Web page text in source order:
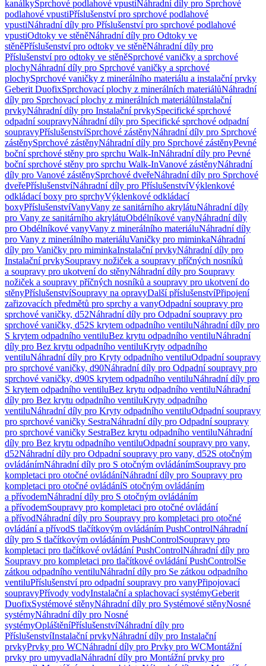
kanálkySprchové podlahové vpustiNáhradní díly pro Sprchové
podlahové vpustiPříslušenství pro sprchové podlahové
vpustiNáhradní díly pro Příslušenství pro sprchové podlahové
vpustiOdtoky ve stěněNáhradní díly pro Odtoky ve
stěněPříslušenství pro odtoky ve stěněNáhradní díly pro
Příslušenství pro odtoky ve stěněSprchové vaničky a sprchové
plochyNáhradní díly pro Sprchové vaničky a sprchové
plochySprchové vaničky z minerálního materiálu a instalační prvky
Geberit DuofixSprchovací plochy z minerálních materiálůNáhradní
díly pro Sprchovací plochy z minerálních materiálůInstalační
prvkyNáhradní díly pro Instalační prvkySpecifické sprchové
odpadní soupravyNáhradní díly pro Specifické sprchové odpadní
soupravyPříslušenstvíSprchové zástěnyNáhradní díly pro Sprchové
zástěnySprchové zástěnyNáhradní díly pro Sprchové zástěnyPevné
boční sprchové stěny pro sprchu Walk-InNáhradní díly pro Pevné
boční sprchové stěny pro sprchu Walk-InVanové zástěnyNáhradní
díly pro Vanové zástěnySprchové dveřeNáhradní díly pro Sprchové
dveřePříslušenstvíNáhradní díly pro PříslušenstvíVýklenkové
odkládací boxy pro sprchyVýklenkové odkládací
boxyPříslušenstvíVanyVany ze sanitárního akrylátuNáhradní díly
pro Vany ze sanitárního akrylátuObdélníkové vanyNáhradní díly
pro Obdélníkové vanyVany z minerálního materiáluNáhradní díly
pro Vany z minerálního materiáluVaničky pro miminkaNáhradní
díly pro Vaničky pro miminkaInstalační prvkyNáhradní díly pro
Instalační prvkySoupravy nožiček a soupravy příčných nosníků
a soupravy pro ukotvení do stěnyNáhradní díly pro Soupravy
nožiček a soupravy příčných nosníků a soupravy pro ukotvení do
stěnyPříslušenstvíSoupravy na opravyDalší příslušenstvíPřipojení
zařizovacích předmětů pro sprchy a vanyOdpadní soupravy pro
sprchové vaničky, d52Náhradní díly pro Odpadní soupravy pro
sprchové vaničky, d52S krytem odpadního ventiluNáhradní díly pro
S krytem odpadního ventiluBez krytu odpadního ventiluNáhradní
díly pro Bez krytu odpadního ventiluKryty odpadního
ventiluNáhradní díly pro Kryty odpadního ventiluOdpadní soupravy
pro sprchové vaničky, d90Náhradní díly pro Odpadní soupravy pro
sprchové vaničky, d90S krytem odpadního ventiluNáhradní díly pro
S krytem odpadního ventiluBez krytu odpadního ventiluNáhradní
díly pro Bez krytu odpadního ventiluKryty odpadního
ventiluNáhradní díly pro Kryty odpadního ventiluOdpadní soupravy
pro sprchové vaničky SestraNáhradní díly pro Odpadní soupravy
pro sprchové vaničky SestraBez krytu odpadního ventiluNáhradní
díly pro Bez krytu odpadního ventiluOdpadní soupravy pro vany,
d52Náhradní díly pro Odpadní soupravy pro vany, d52S otočným
ovládánímNáhradní díly pro S otočným ovládánímSoupravy pro
kompletaci pro otočné ovládáníNáhradní díly pro Soupravy pro
kompletaci pro otočné ovládáníS otočným ovládáním
a přívodemNáhradní díly pro S otočným ovládáním
a přívodemSoupravy pro kompletaci pro otočné ovládání
a přívodNáhradní díly pro Soupravy pro kompletaci pro otočné
ovládání a přívodS tlačítkovým ovládáním PushControlNáhradní
díly pro S tlačítkovým ovládáním PushControlSoupravy pro
kompletaci pro tlačítkové ovládání PushControlNáhradní díly pro
Soupravy pro kompletaci pro tlačítkové ovládání PushControlSe
zátkou odpadního ventiluNáhradní díly pro Se zátkou odpadního
ventiluPříslušenství pro odpadní soupravy pro vanyPřipojovací
soupravyPřívody vodyInstalační a splachovací systémyGeberit
DuofixSystémové stěnyNáhradní díly pro Systémové stěnyNosné
systémyNáhradní díly pro Nosné
systémyOpláštěníPříslušenstvíNáhradní díly pro
PříslušenstvíInstalační prvkyNáhradní díly pro Instalační
prvkyPrvky pro WCNáhradní díly pro Prvky pro WCMontážní
prvky pro umyvadlaNáhradní díly pro Montážní prvky pro